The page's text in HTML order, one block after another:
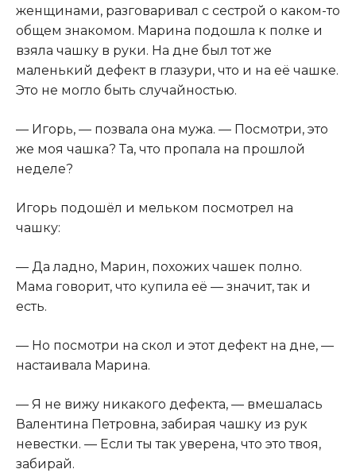
женщинами, разговаривал с сестрой о каком-то
общем знакомом. Марина подошла к полке и
взяла чашку в руки. На дне был тот же
маленький дефект в глазури, что и на её чашке.
Это не могло быть случайностью.
— Игорь, — позвала она мужа. — Посмотри, это
же моя чашка? Та, что пропала на прошлой
неделе?
Игорь подошёл и мельком посмотрел на
чашку:
— Да ладно, Марин, похожих чашек полно.
Мама говорит, что купила её — значит, так и
есть.
— Но посмотри на скол и этот дефект на дне, —
настаивала Марина.
— Я не вижу никакого дефекта, — вмешалась
Валентина Петровна, забирая чашку из рук
невестки. — Если ты так уверена, что это твоя,
забирай.